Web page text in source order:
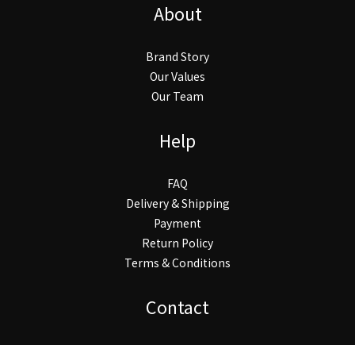
About
Brand Story
Our Values
Our Team
Help
FAQ
Delivery & Shipping
Payment
Return Policy
Terms & Conditions
Contact